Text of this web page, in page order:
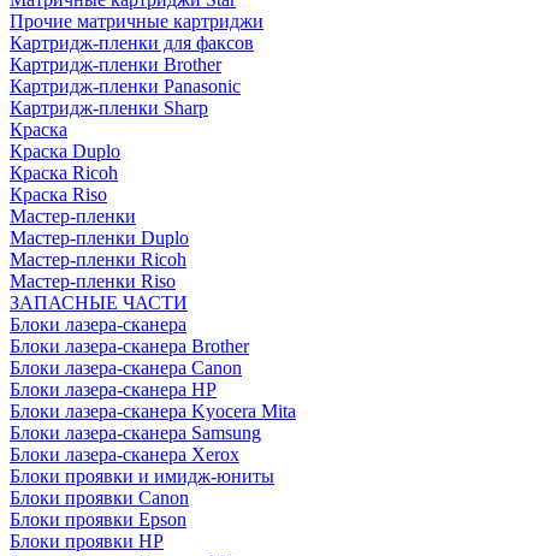
Прочие матричные картриджи
Картридж-пленки для факсов
Картридж-пленки Brother
Картридж-пленки Panasonic
Картридж-пленки Sharp
Краска
Краска Duplo
Краска Ricoh
Краска Riso
Мастер-пленки
Мастер-пленки Duplo
Мастер-пленки Ricoh
Мастер-пленки Riso
ЗАПАСНЫЕ ЧАСТИ
Блоки лазера-сканера
Блоки лазера-сканера Brother
Блоки лазера-сканера Canon
Блоки лазера-сканера HP
Блоки лазера-сканера Kyocera Mita
Блоки лазера-сканера Samsung
Блоки лазера-сканера Xerox
Блоки проявки и имидж-юниты
Блоки проявки Canon
Блоки проявки Epson
Блоки проявки HP